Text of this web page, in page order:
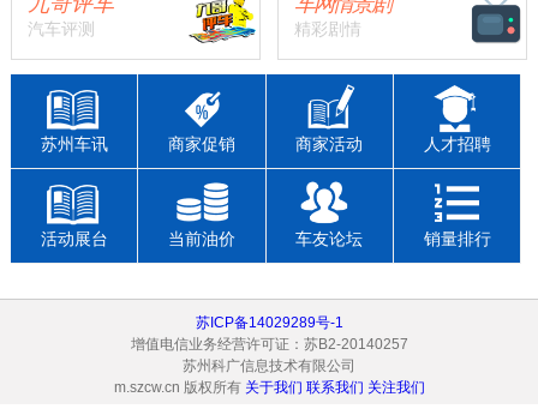
汽车评测 精彩剧情
苏州车讯 商家促销 商家活动 人才招聘
活动展台 当前油价 车友论坛 销量排行
苏ICP备14029289号-1
增值电信业务经营许可证：苏B2-20140257
苏州科广信息技术有限公司
m.szcw.cn 版权所有 关于我们 联系我们 关注我们